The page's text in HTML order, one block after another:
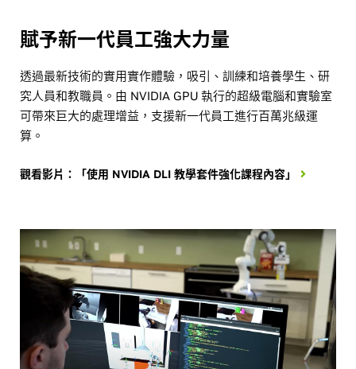
賦予新一代員工強大力量
透過最新技術的實用實作體驗，吸引、訓練和培養學生、研
究人員和教職員。由 NVIDIA GPU 執行的超級電腦和實驗室
可帶來巨大的處理增益，支援新一代員工進行百萬兆級運
算。
觀看影片：「使用 NVIDIA DLI 教學套件強化課程內容」